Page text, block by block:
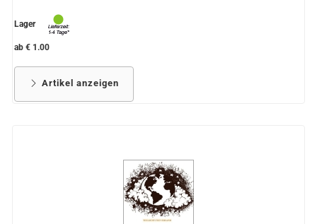
Lager
ab € 1.00
Artikel anzeigen